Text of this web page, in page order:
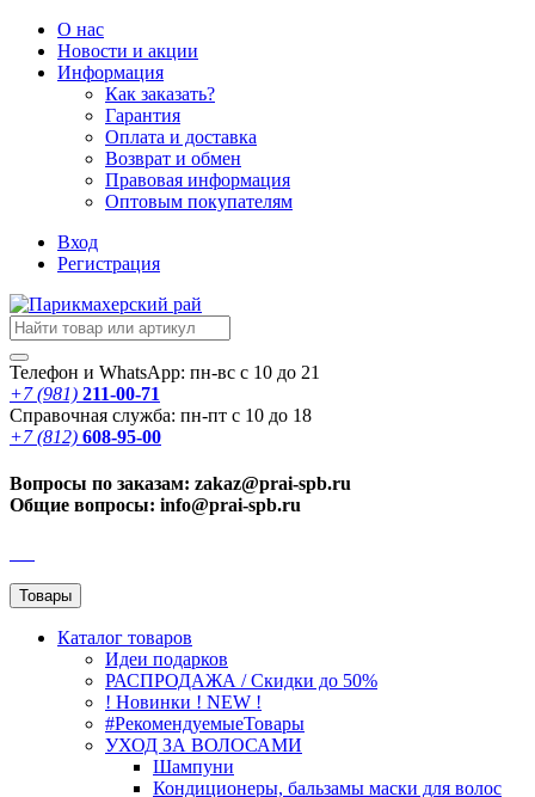
О нас
Новости и акции
Информация
Как заказать?
Гарантия
Оплата и доставка
Возврат и обмен
Правовая информация
Оптовым покупателям
Вход
Регистрация
Телефон и WhatsApp: пн-вс с 10 до 21
+7 (981) 211-00-71
Справочная служба: пн-пт с 10 до 18
+7 (812) 608-95-00
Вопросы по заказам: zakaz@prai-spb.ru
Общие вопросы: info@prai-spb.ru
Товары
Каталог товаров
Идеи подарков
РАСПРОДАЖА / Скидки до 50%
! Новинки ! NEW !
#РекомендуемыеТовары
УХОД ЗА ВОЛОСАМИ
Шампуни
Кондиционеры, бальзамы маски для волос